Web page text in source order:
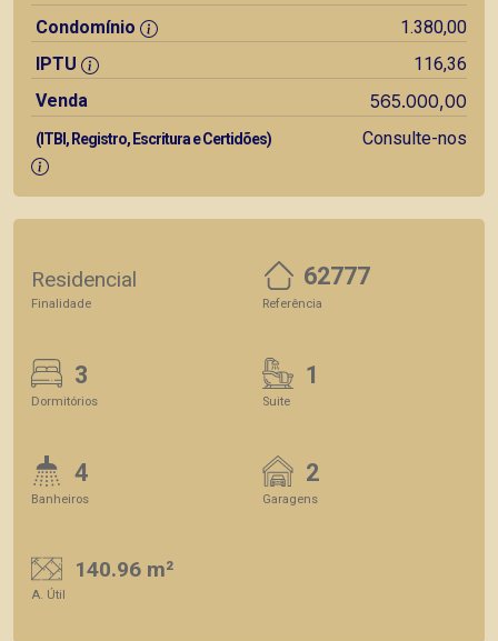
Condomínio
1.380,00
IPTU
116,36
Venda
565.000,00
(ITBI, Registro, Escritura e Certidões) Consulte-nos
Residencial
Finalidade
62777
Referência
3
Dormitórios
1
Suite
4
Banheiros
2
Garagens
140.96 m²
A. Útil